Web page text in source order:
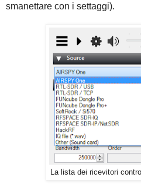
smanettare con i settaggi).
La lista dei ricevitori